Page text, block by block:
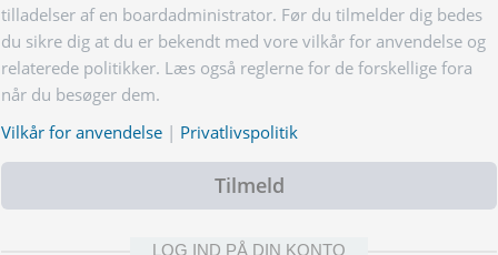
tilladelser af en boardadministrator. Før du tilmelder dig bedes
du sikre dig at du er bekendt med vore vilkår for anvendelse og
relaterede politikker. Læs også reglerne for de forskellige fora
når du besøger dem.
Vilkår for anvendelse | Privatlivspolitik
Tilmeld
LOG IND PÅ DIN KONTO